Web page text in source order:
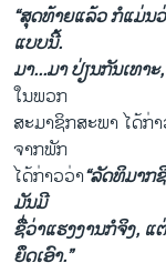
“ສຸດ​ທ້າຍ​ແລ້ວ ກໍ​ແມ່ນ​
ແບບ​ນີ້.
ມາ...ມາ ປ່ຽນ​ກັນ​ເທາະ
​ໃນພວກ
ສະ​ມາ​ຊິກສະ​ພາ ໄດ້​ກ່
ຈາກ​ພັກ
ໄດ້​ກ່າວ​ວ່າ“ລັດ​ທິມາກ
ມັນ​ມີ​
ຊື່ວ່າ​ແຮງ​ງານກໍ​ຈິງ, ແ
ຍຶດເອົາ.”